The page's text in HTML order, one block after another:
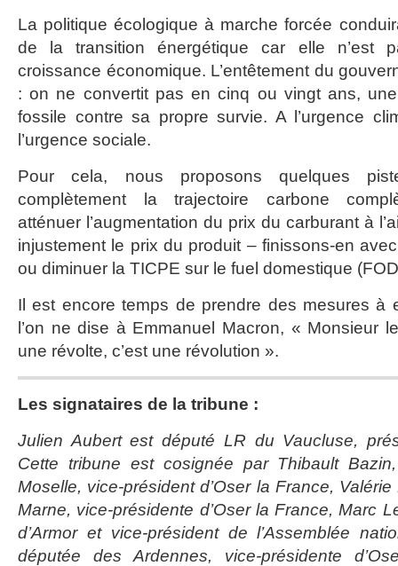
La politique écologique à marche forcée
de la transition énergétique car elle n’est
croissance économique. L’entêtement du
: on ne convertit pas en cinq ou vingt ans,
fossile contre sa propre survie. A l’urgence
l’urgence sociale.
Pour cela, nous proposons quelques
complètement la trajectoire carbone
atténuer l’augmentation du prix du carburant à
injustement le prix du produit – finissons-en
ou diminuer la TICPE sur le fuel domestique
Il est encore temps de prendre des mesures à
l’on ne dise à Emmanuel Macron, « Monsieur
une révolte, c’est une révolution ».
Les signataires de la tribune :
Julien Aubert est député LR du Vaucluse,
Cette tribune est cosignée par Thibault
Moselle, vice-président d’Oser la France,
Marne, vice-présidente d’Oser la France, Marc
d’Armor et vice-président de l’Assemblée
députée des Ardennes, vice-présidente